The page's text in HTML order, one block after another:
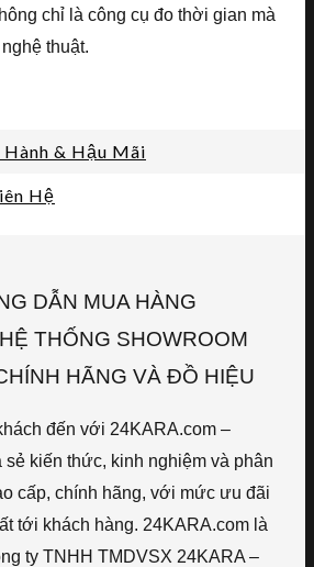
chỉ là công cụ đo thời gian mà
thuật.
& Hậu Mãi
Hệ
DẪN MUA HÀNG
THỐNG SHOWROOM
HÃNG VÀ ĐỒ HIỆU
đến với 24KARA.com –
sẻ kiến thức, kinh nghiệm và phân
cấp, chính hãng, với mức ưu đãi
tới khách hàng. 24KARA.com là
ty TNHH TMDVSX 24KARA –